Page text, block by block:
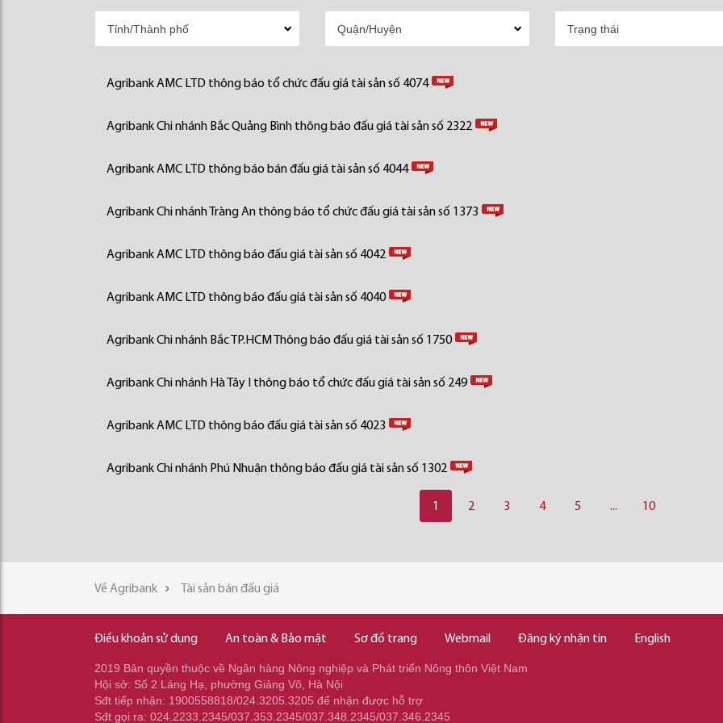
Agribank AMC LTD thông báo tổ chức đấu giá tài sản số 4074
Agribank Chi nhánh Bắc Quảng Bình thông báo đấu giá tài sản số 2322
Agribank AMC LTD thông báo bán đấu giá tài sản số 4044
Agribank Chi nhánh Tràng An thông báo tổ chức đấu giá tài sản số 1373
Agribank AMC LTD thông báo đấu giá tài sản số 4042
Agribank AMC LTD thông báo đấu giá tài sản số 4040
Agribank Chi nhánh Bắc TP.HCM Thông báo đấu giá tài sản số 1750
Agribank Chi nhánh Hà Tây I thông báo tổ chức đấu giá tài sản số 249
Agribank AMC LTD thông báo đấu giá tài sản số 4023
Agribank Chi nhánh Phú Nhuận thông báo đấu giá tài sản số 1302
1 2 3 4 5 ... 10
Về Agribank Tài sản bán đấu giá
Điều khoản sử dụng An toàn & Bảo mật Sơ đồ trang Webmail Đăng ký nhận tin English
2019 Bản quyền thuộc về Ngân hàng Nông nghiệp và Phát triển Nông thôn Việt Nam
Hội sở: Số 2 Láng Hạ, phường Giảng Võ, Hà Nội
Sđt tiếp nhận: 1900558818/024.3205.3205 để nhận được hỗ trợ
Sđt gọi ra: 024.2233.2345/037.353.2345/037.348.2345/037.346.2345